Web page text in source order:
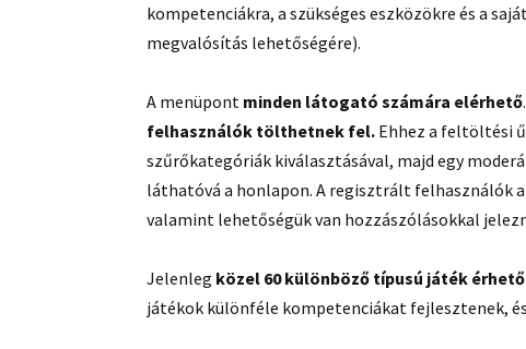
kompetenciákra, a szükséges eszközökre és a
megvalósítás lehetőségére).
A menüpont minden látogató számára elérhető.
felhasználók tölthetnek fel. Ehhez a feltöltési
szűrőkategóriák kiválasztásával, majd egy
láthatóvá a honlapon. A regisztrált felhasználók
valamint lehetőségük van hozzászólásokkal
Jelenleg közel 60 különböző típusú játék
játékok különféle kompetenciákat fejlesztenek,